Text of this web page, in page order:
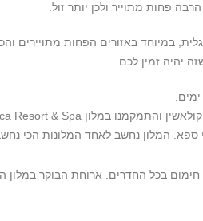
פחות מתוייר ולכן יותר זול.
במיוחד באזורים הפחות מתויירים
יהיה זמין לכם.
ספא. המלון נחשב לאחד המלונות הכי
בכל החדרים. ארוחת הבוקר במלון